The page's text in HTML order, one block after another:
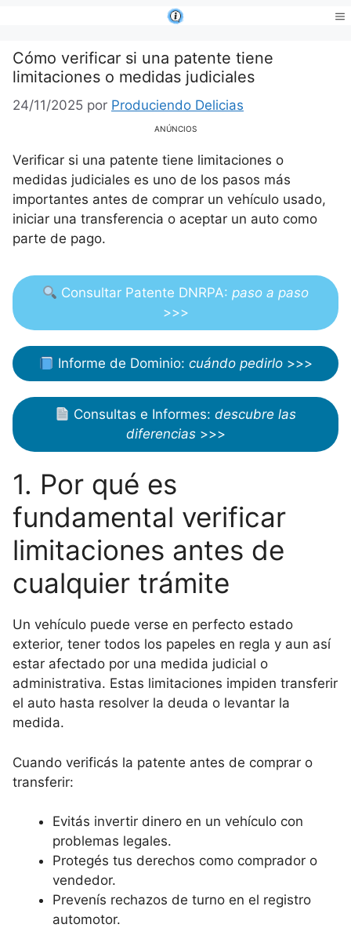
contenido
Cómo verificar si una patente tiene
limitaciones o medidas judiciales
24/11/2025 por Produciendo Delicias
ANÚNCIOS
Verificar si una patente tiene limitaciones o
medidas judiciales es uno de los pasos más
importantes antes de comprar un vehículo usado,
iniciar una transferencia o aceptar un auto como
parte de pago.
Consultar Patente DNRPA:paso a paso
>>>
Informe de Dominio: cuándo pedirlo>>>
Consultas e Informes:descubre las
diferencias>>>
1. Por qué es
fundamental verificar
limitaciones antes de
cualquier trámite
Un vehículo puede verse en perfecto estado
exterior, tener todos los papeles en regla y aun así
estar afectado por una medida judicial o
administrativa. Estas limitaciones impiden transferir
el auto hasta resolver la deuda o levantar la
medida.
Cuando verificás la patente antes de comprar o
transferir:
Evitás invertir dinero en un vehículo con
problemas legales.
Protegés tus derechos como comprador o
vendedor.
Prevenís rechazos de turno en el registro
automotor.